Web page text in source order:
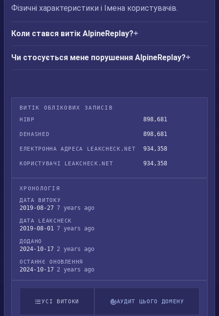
Фізичні характеристики і Імена користувачів.
Коли стався витік AlpineReplay?
Чи стосується мене порушення AlpineReplay?
ВИТІК ОБЛІКОВИХ ЗАПИСІВ
HIBP
898,681
DEHASHED 898,681
ЕЛЕКТРОННА АДРЕСА LEAKCHECK.NET 934,358
КОРИСТУВАЧІ LEAKCHECK.NET 934,358
ХРОНОЛОГІЯ
ДАТА ВИТОКУ
2019-08-27 7 years ago
ДАТА LEAKCHECK
2019-08-01 7 years ago
ДОДАНО
2024-10-17 2 years ago
ОСТАННЄ ОНОВЛЕННЯ
2024-10-17 2 years ago
УСІ ВИТОКИ АУДИТ ЦЬОГО ДОМЕНУ